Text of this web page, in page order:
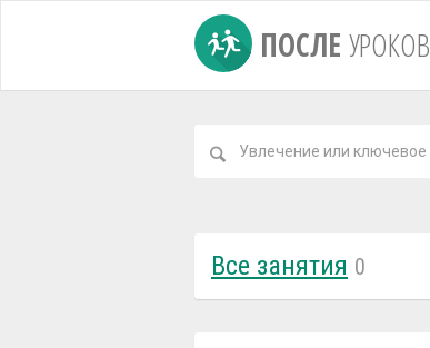
ПОСЛЕ УРОКОВ
Все занятия 0